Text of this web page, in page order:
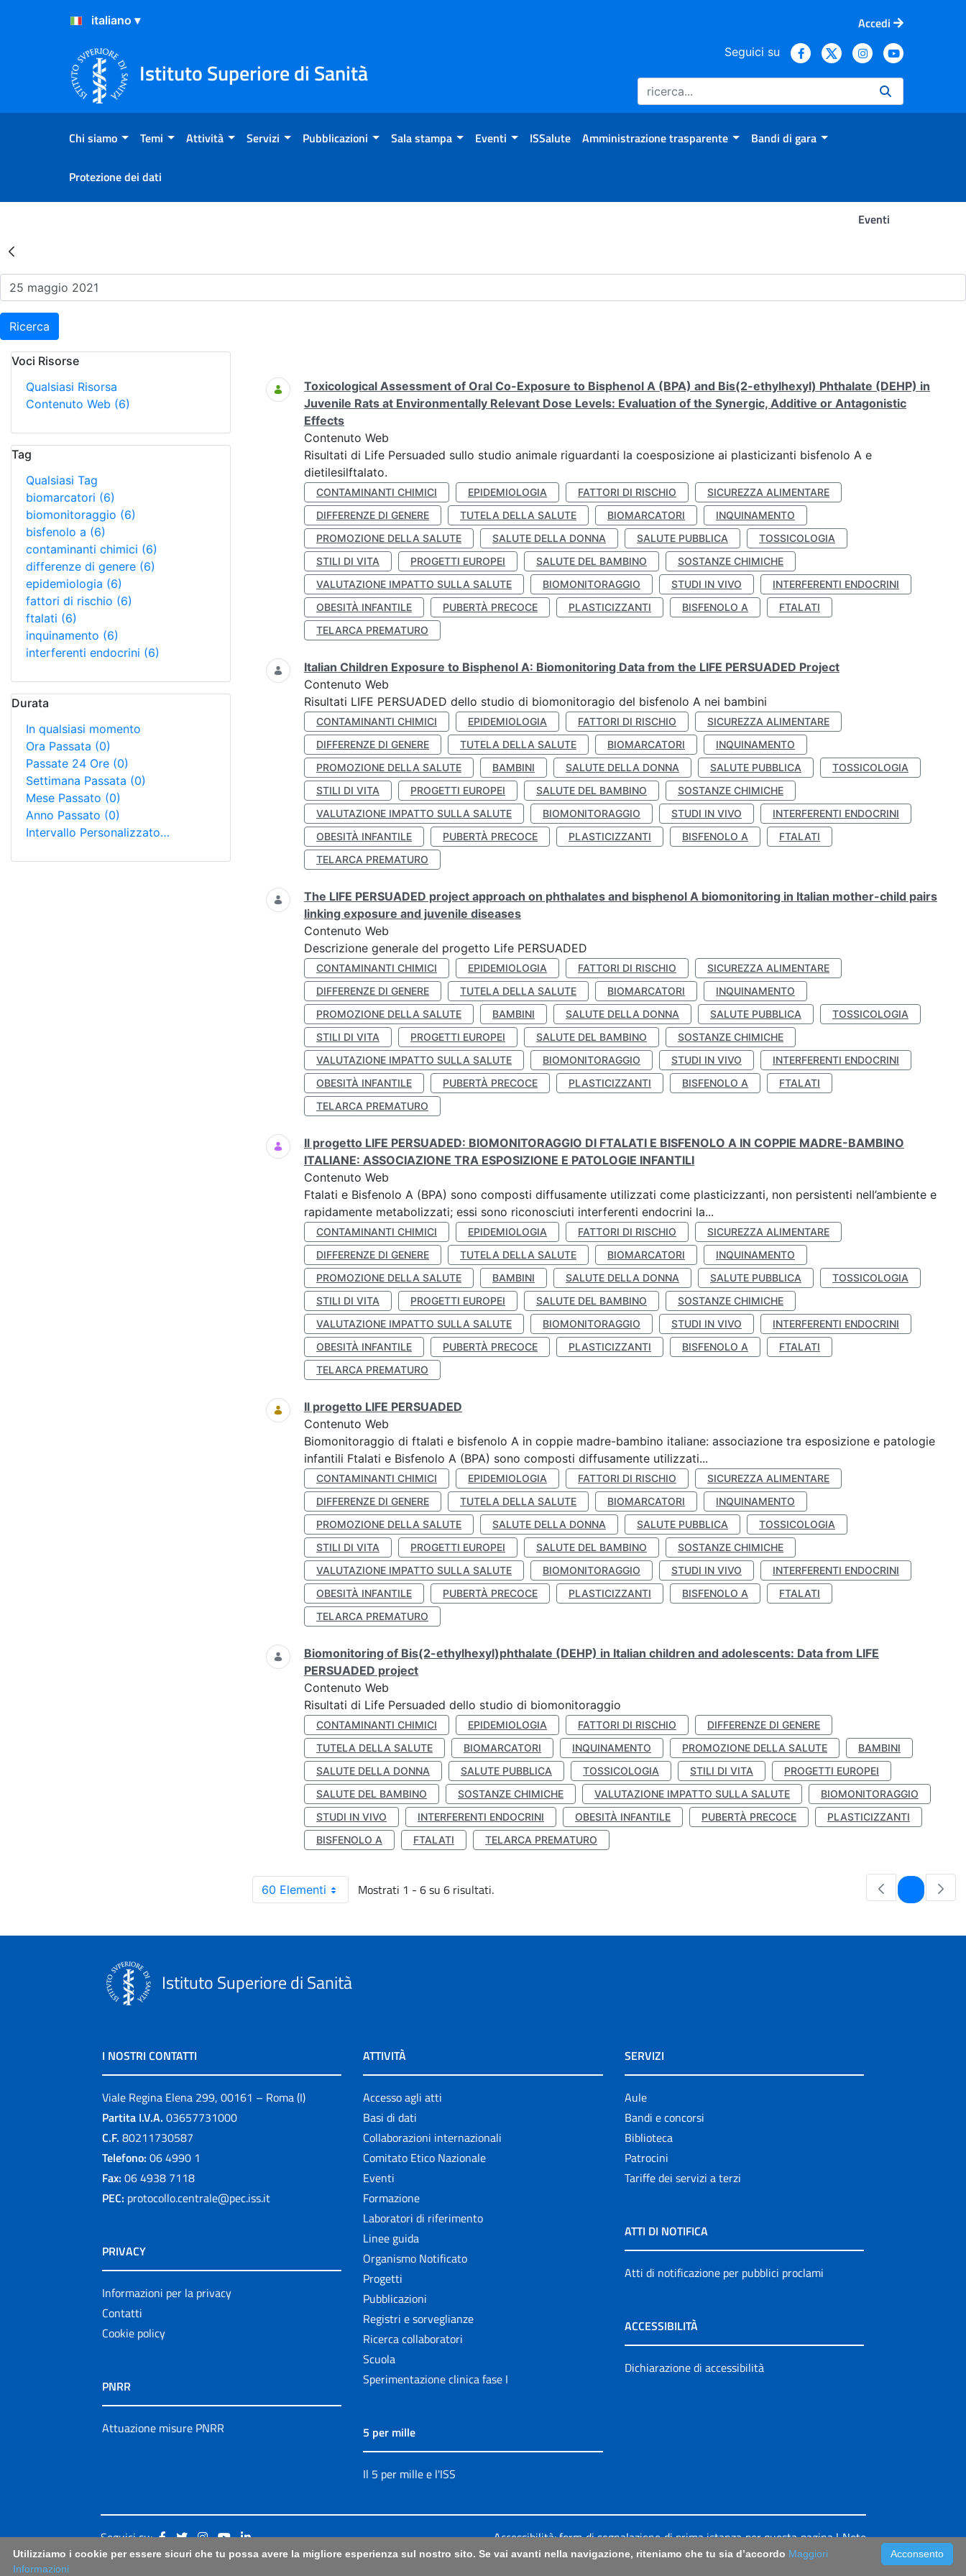
Salta al Contenuto
Salta al Footer
Accedi
Istituto Superiore di Sanità
Seguici su
Chi siamo Temi Attività Servizi Pubblicazioni Sala stampa Eventi ISSalute Amministrazione trasparente Bandi di gara
Protezione dei dati
Eventi
Risultati della Ricerca - Eventi
Ricerca
Voci Risorse
Qualsiasi Risorsa
Contenuto Web (6)
Tag
Qualsiasi Tag
biomarcatori (6)
biomonitoraggio (6)
bisfenolo a (6)
contaminanti chimici (6)
differenze di genere (6)
epidemiologia (6)
fattori di rischio (6)
ftalati (6)
inquinamento (6)
interferenti endocrini (6)
Durata
In qualsiasi momento
Ora Passata (0)
Passate 24 Ore (0)
Settimana Passata (0)
Mese Passato (0)
Anno Passato (0)
Intervallo Personalizzato…
Ricerca
Toxicological Assessment of Oral Co-Exposure to Bisphenol A (BPA) and Bis(2-ethylhexyl) Phthalate (DEHP) in
Juvenile Rats at Environmentally Relevant Dose Levels: Evaluation of the Synergic, Additive or Antagonistic
Effects
Contenuto Web
Risultati di Life Persuaded sullo studio animale riguardanti la coesposizione ai plasticizanti bisfenolo A e
dietilesilftalato.
CONTAMINANTI CHIMICI EPIDEMIOLOGIA FATTORI DI RISCHIO
SICUREZZA ALIMENTARE
DIFFERENZE DI GENERE
TUTELA DELLA SALUTE BIOMARCATORI
INQUINAMENTO
PROMOZIONE DELLA SALUTE
SALUTE DELLA DONNA SALUTE PUBBLICA
TOSSICOLOGIA
STILI DI VITA
PROGETTI EUROPEI SALUTE DEL BAMBINO
SOSTANZE CHIMICHE
VALUTAZIONE IMPATTO SULLA SALUTE
BIOMONITORAGGIO STUDI IN VIVO
INTERFERENTI ENDOCRINI
OBESITÀ INFANTILE
PUBERTÀ PRECOCE PLASTICIZZANTI BISFENOLO A
FTALATI
TELARCA PREMATURO
Italian Children Exposure to Bisphenol A: Biomonitoring Data from the LIFE PERSUADED Project
Contenuto Web
Risultati LIFE PERSUADED dello studio di biomonitoragio del bisfenolo A nei bambini
CONTAMINANTI CHIMICI EPIDEMIOLOGIA FATTORI DI RISCHIO
SICUREZZA ALIMENTARE
DIFFERENZE DI GENERE
TUTELA DELLA SALUTE BIOMARCATORI
INQUINAMENTO
PROMOZIONE DELLA SALUTE
BAMBINI SALUTE DELLA DONNA SALUTE PUBBLICA
TOSSICOLOGIA
STILI DI VITA
PROGETTI EUROPEI SALUTE DEL BAMBINO
SOSTANZE CHIMICHE
VALUTAZIONE IMPATTO SULLA SALUTE
BIOMONITORAGGIO STUDI IN VIVO
INTERFERENTI ENDOCRINI
OBESITÀ INFANTILE
PUBERTÀ PRECOCE PLASTICIZZANTI BISFENOLO A
FTALATI
TELARCA PREMATURO
The LIFE PERSUADED project approach on phthalates and bisphenol A biomonitoring in Italian mother-child pairs
linking exposure and juvenile diseases
Contenuto Web
Descrizione generale del progetto Life PERSUADED
CONTAMINANTI CHIMICI EPIDEMIOLOGIA FATTORI DI RISCHIO
SICUREZZA ALIMENTARE
DIFFERENZE DI GENERE
TUTELA DELLA SALUTE BIOMARCATORI
INQUINAMENTO
PROMOZIONE DELLA SALUTE
BAMBINI SALUTE DELLA DONNA SALUTE PUBBLICA
TOSSICOLOGIA
STILI DI VITA
PROGETTI EUROPEI SALUTE DEL BAMBINO
SOSTANZE CHIMICHE
VALUTAZIONE IMPATTO SULLA SALUTE
BIOMONITORAGGIO STUDI IN VIVO
INTERFERENTI ENDOCRINI
OBESITÀ INFANTILE
PUBERTÀ PRECOCE PLASTICIZZANTI BISFENOLO A
FTALATI
TELARCA PREMATURO
Il progetto LIFE PERSUADED: BIOMONITORAGGIO DI FTALATI E BISFENOLO A IN COPPIE MADRE-BAMBINO
ITALIANE: ASSOCIAZIONE TRA ESPOSIZIONE E PATOLOGIE INFANTILI
Contenuto Web
Ftalati e Bisfenolo A (BPA) sono composti diffusamente utilizzati come plasticizzanti, non persistenti nell’ambiente e
rapidamente metabolizzati; essi sono riconosciuti interferenti endocrini la...
CONTAMINANTI CHIMICI EPIDEMIOLOGIA FATTORI DI RISCHIO
SICUREZZA ALIMENTARE
DIFFERENZE DI GENERE
TUTELA DELLA SALUTE BIOMARCATORI
INQUINAMENTO
PROMOZIONE DELLA SALUTE
BAMBINI SALUTE DELLA DONNA SALUTE PUBBLICA
TOSSICOLOGIA
STILI DI VITA
PROGETTI EUROPEI SALUTE DEL BAMBINO
SOSTANZE CHIMICHE
VALUTAZIONE IMPATTO SULLA SALUTE
BIOMONITORAGGIO STUDI IN VIVO
INTERFERENTI ENDOCRINI
OBESITÀ INFANTILE
PUBERTÀ PRECOCE PLASTICIZZANTI BISFENOLO A
FTALATI
TELARCA PREMATURO
Il progetto LIFE PERSUADED
Contenuto Web
Biomonitoraggio di ftalati e bisfenolo A in coppie madre-bambino italiane: associazione tra esposizione e patologie
infantili Ftalati e Bisfenolo A (BPA) sono composti diffusamente utilizzati...
CONTAMINANTI CHIMICI EPIDEMIOLOGIA FATTORI DI RISCHIO
SICUREZZA ALIMENTARE
DIFFERENZE DI GENERE
TUTELA DELLA SALUTE BIOMARCATORI
INQUINAMENTO
PROMOZIONE DELLA SALUTE
SALUTE DELLA DONNA SALUTE PUBBLICA
TOSSICOLOGIA
STILI DI VITA
PROGETTI EUROPEI SALUTE DEL BAMBINO
SOSTANZE CHIMICHE
VALUTAZIONE IMPATTO SULLA SALUTE
BIOMONITORAGGIO STUDI IN VIVO
INTERFERENTI ENDOCRINI
OBESITÀ INFANTILE
PUBERTÀ PRECOCE PLASTICIZZANTI BISFENOLO A
FTALATI
TELARCA PREMATURO
Biomonitoring of Bis(2-ethylhexyl)phthalate (DEHP) in Italian children and adolescents: Data from LIFE
PERSUADED project
Contenuto Web
Risultati di Life Persuaded dello studio di biomonitoraggio
CONTAMINANTI CHIMICI EPIDEMIOLOGIA FATTORI DI RISCHIO
DIFFERENZE DI GENERE
TUTELA DELLA SALUTE
BIOMARCATORI INQUINAMENTO PROMOZIONE DELLA SALUTE
BAMBINI
SALUTE DELLA DONNA
SALUTE PUBBLICA TOSSICOLOGIA STILI DI VITA
PROGETTI EUROPEI
SALUTE DEL BAMBINO
SOSTANZE CHIMICHE VALUTAZIONE IMPATTO SULLA SALUTE
BIOMONITORAGGIO
STUDI IN VIVO
INTERFERENTI ENDOCRINI OBESITÀ INFANTILE PUBERTÀ PRECOCE
PLASTICIZZANTI
BISFENOLO A
FTALATI TELARCA PREMATURO
60 Elementi Mostrati 1 - 6 su 6 risultati. Pagina
Istituto Superiore di Sanità
I NOSTRI CONTATTI
Viale Regina Elena 299, 00161 – Roma (I)
Partita I.V.A. 03657731000
C.F. 80211730587
Telefono: 06 4990 1
Fax: 06 4938 7118
PEC: protocollo.centrale@pec.iss.it
PRIVACY
Informazioni per la privacy
Contatti
Cookie policy
PNRR
Attuazione misure PNRR
ATTIVITÀ
Accesso agli atti
Basi di dati
Collaborazioni internazionali
Comitato Etico Nazionale
Eventi
Formazione
Laboratori di riferimento
Linee guida
Organismo Notificato
Progetti
Pubblicazioni
Registri e sorveglianze
Ricerca collaboratori
Scuola
Sperimentazione clinica fase I
5 per mille
Il 5 per mille e l'ISS
SERVIZI
Aule
Bandi e concorsi
Biblioteca
Patrocini
Tariffe dei servizi a terzi
ATTI DI NOTIFICA
Atti di notificazione per pubblici proclami
ACCESSIBILITÀ
Dichiarazione di accessibilità
Seguici su: Accessibilità: form di segnalazione di prima istanza per questa pagina|Note
Legali|Sitemap Acconsento
Utilizziamo i cookie per essere sicuri che tu possa avere la migliore esperienza sul nostro sito. Se vai avanti nella navigazione, riteniamo che tu sia d’accordo Maggiori
Informazioni